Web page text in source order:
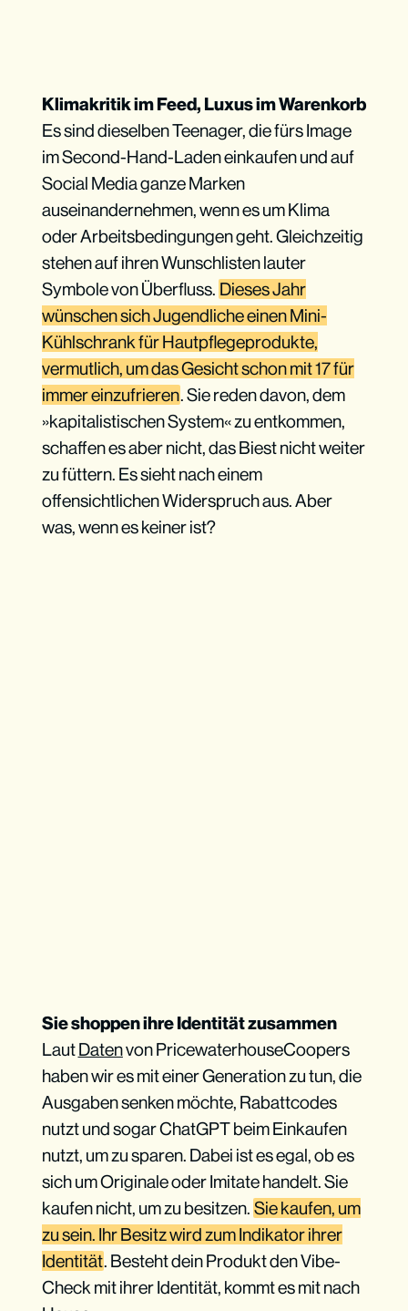
Klimakritik im Feed, Luxus im Warenkorb
Es sind dieselben Teenager, die fürs Image
im Second-Hand-Laden einkaufen und auf
Social Media ganze Marken
auseinandernehmen, wenn es um Klima
oder Arbeitsbedingungen geht.Gleichzeitig
stehen auf ihren Wunschlisten lauter
Symbole von Überfluss. Dieses Jahr
wünschen sich Jugendliche einen Mini-
Kühlschrank für Hautpflegeprodukte,
vermutlich, um das Gesicht schon mit 17 für
immer einzufrieren. Sie reden davon, dem
»kapitalistischen System« zu entkommen,
schaffen es aber nicht, das Biest nicht weiter
zu füttern. Es sieht nach einem
offensichtlichen Widerspruch aus. Aber
was, wenn es keiner ist?
Sie shoppen ihre Identität zusammen
LautDatenvon PricewaterhouseCoopers
haben wir es mit einer Generation zu tun, die
Ausgaben senken möchte, Rabattcodes
nutzt und sogar ChatGPT beim Einkaufen
nutzt, um zu sparen. Dabei ist es egal, ob es
sich um Originale oder Imitate handelt. Sie
kaufen nicht, um zu besitzen. Sie kaufen, um
zu sein. Ihr Besitz wird zum Indikator ihrer
Identität. Besteht dein Produkt den Vibe-
Check mit ihrer Identität, kommt es mit nach